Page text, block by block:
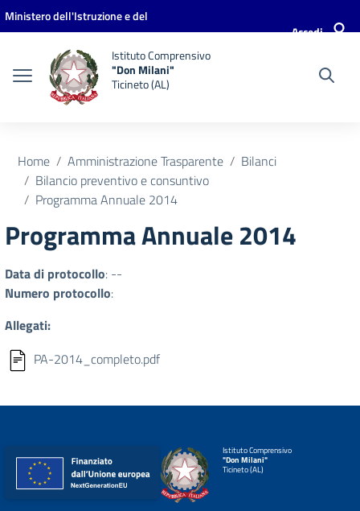
Vai ai contenuti
Vai al menu di navigazione
Vai al footer
Ministero dell'Istruzione e del
Accedi
Istituto Comprensivo
"Don Milani"
Ticineto (AL)
Home Amministrazione Trasparente
Bilanci
Bilancio preventivo e consuntivo
Programma Annuale 2014
Programma Annuale 2014
Data di protocollo: --
Numero protocollo:
Allegati:
PA-2014_completo.pdf
Istituto Comprensivo
"Don Milani"
Ticineto (AL)